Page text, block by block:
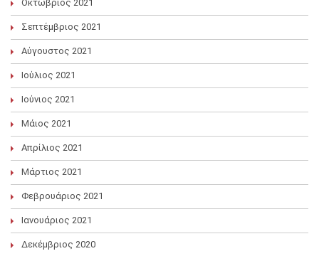
Οκτώβριος 2021
Σεπτέμβριος 2021
Αύγουστος 2021
Ιούλιος 2021
Ιούνιος 2021
Μάιος 2021
Απρίλιος 2021
Μάρτιος 2021
Φεβρουάριος 2021
Ιανουάριος 2021
Δεκέμβριος 2020